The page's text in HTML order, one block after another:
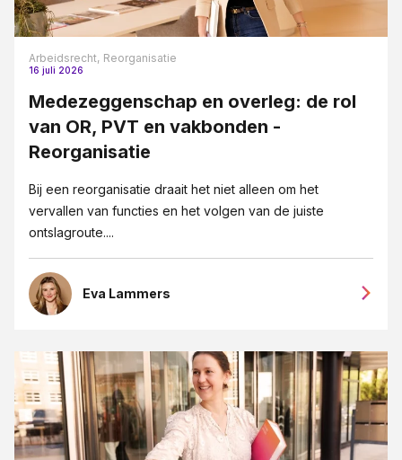
Arbeidsrecht, Reorganisatie
16 juli 2026
Medezeggenschap en overleg: de rol
van OR, PVT en vakbonden -
Reorganisatie
Bij een reorganisatie draait het niet alleen om het
vervallen van functies en het volgen van de juiste
ontslagroute....
Eva Lammers